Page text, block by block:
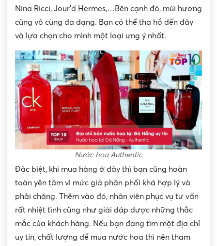
Nina Ricci, Jour’d Hermes,…Bên cạnh đó, mùi hương
cũng vô cùng đa dạng. Bạn có thể tha hồ đến đây
và lựa chọn cho mình một loại ưng ý nhất.
Nước hoa Authentic
Đặc biệt, khi mua hàng ở đây thì bạn cũng hoàn
toàn yên tâm vì mức giá phân phối khá hợp lý và
phải chăng. Thêm vào đó, nhân viên phục vụ tư vấn
rất nhiệt tình cũng như giải đáp được những thắc
mắc của khách hàng. Nếu bạn đang tìm một địa chỉ
uy tín, chất lượng để mua nước hoa thì nên tham